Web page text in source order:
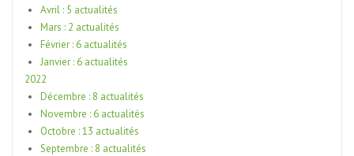
Avril : 5 actualités
Mars : 2 actualités
Février : 6 actualités
Janvier : 6 actualités
2022
Décembre : 8 actualités
Novembre : 6 actualités
Octobre : 13 actualités
Septembre : 8 actualités